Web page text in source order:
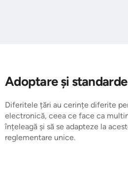
Adoptare și
Diferitele țări au cerințe diferite
electronică, ceea ce face ca
înțeleagă și să se adapteze la
reglementare unice.